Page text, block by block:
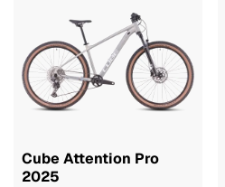
Cube Attention Pro
2025